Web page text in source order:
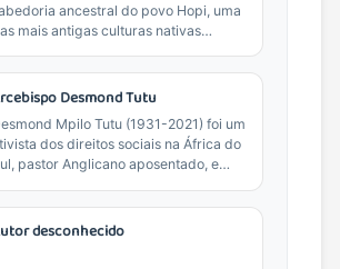
ancestral do povo Hopi, uma
mais antigas culturas nativas
Desmond Tutu
Mpilo Tutu (1931-2021) foi um
dos direitos sociais na África do
pastor Anglicano aposentado, e
desconhecido